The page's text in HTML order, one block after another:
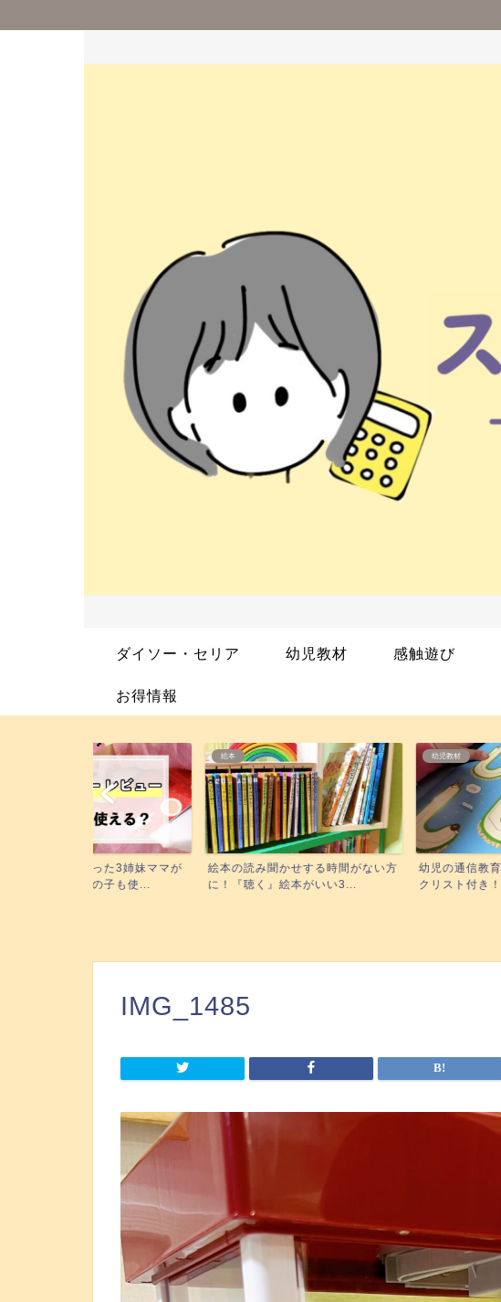
ダイソー・セリア 幼児教材 感触遊び
お得情報
絵本
絵本の読み聞かせする時間がない方
に！『聴く』絵本がいい3...
幼児教材
幼児の通信教育どれが合う？チェッ
クリスト付き！無料お試し...
IMG_1485